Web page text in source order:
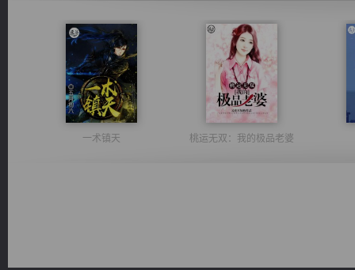
一术镇天 桃运无双：我的极品老婆